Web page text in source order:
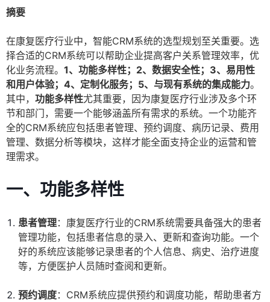
摘要
在康复医疗行业中，智能CRM系统的选型规划至关重要。选
择合适的CRM系统可以帮助企业提高客户关系管理效率，优
化业务流程。 1、功能多样性；2、数据安全性；3、易用性
和用户体验；4、定制化服务；5、与现有系统的集成能力。
其中， 功能多样性尤其重要，因为康复医疗行业涉及多个环
节和部门，需要一个能够涵盖所有需求的系统。一个功能齐
全的CRM系统应包括患者管理、预约调度、病历记录、费用
管理、数据分析等模块，这样才能全面支持企业的运营和管
理需求。
一、功能多样性
患者管理：康复医疗行业的CRM系统需要具备强大的患者
管理功能，包括患者信息的录入、更新和查询功能。一个
好的系统应该能够记录患者的个人信息、病史、治疗进度
等，方便医护人员随时查阅和更新。
预约调度：CRM系统应提供预约和调度功能，帮助患者方